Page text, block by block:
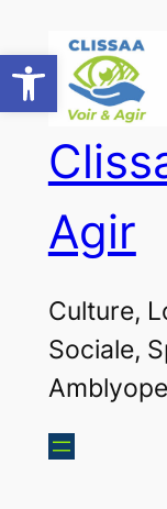
Ouvrir la barre d’outils
au
contenu
Agir
Culture,
Sociale,